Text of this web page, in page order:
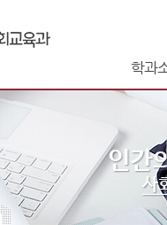
학과